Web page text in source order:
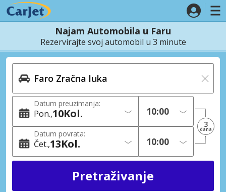
Najam Automobila u Faru
Rezervirajte svoj automobil u 3 minute
Datum preuzimanja:
Pon. 10Kol.
Datum povrata:
Čet. 13Kol.
3
dana